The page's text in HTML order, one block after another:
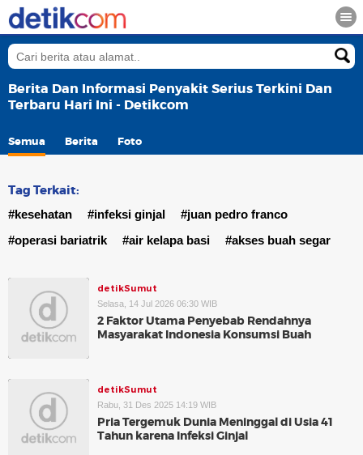
Berita Dan Informasi Penyakit Serius Terkini Dan
Terbaru Hari Ini - Detikcom
Semua Berita Foto
Tag Terkait:
#kesehatan #infeksi ginjal
#juan pedro franco
#operasi bariatrik
#air kelapa basi #akses buah segar
detikSumut
Selasa, 14 Jul 2026 06:30 WIB
2 Faktor Utama Penyebab Rendahnya
Masyarakat Indonesia Konsumsi Buah
detikSumut
Rabu, 31 Des 2025 14:19 WIB
Pria Tergemuk Dunia Meninggal di Usia 41
Tahun karena Infeksi Ginjal